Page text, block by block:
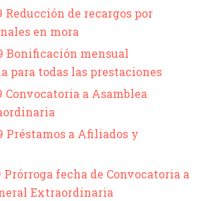
Reducción de recargos por
en mora
Bonificación mensual
para todas las prestaciones
Convocatoria a Asamblea
Préstamos a Afiliados y
Prórroga fecha de Convocatoria a
Extraordinaria